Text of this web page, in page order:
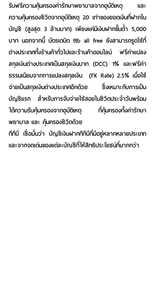
รับฟรีความคุ้มครองค่ารักษาพยาบาลจากอุบัติเหตุ และ
ความคุ้มครองชีวิตจากอุบัติเหตุ 20 เท่าของยอดเงินที่ฝากใน
บัญชี (สูงสุด 3 ล้านบาท) เพียงแค่มีเงินฝากขั้นต่ำ 5,000
บาท นอกจากนี้ บัตรเดบิต ttb all free ยังสามารถรูดใช้ที่
ต่างประเทศทั้งร้านค้าทั่วไปและร้านค้าออนไลน์ ฟรีค่าแปลง
สกุลเงินต่างประเทศเป็นสกุลเงินบาท (DCC) 1% และฟรีค่า
ธรรมเนียมจากการแปลงสกุลเงิน  (FX Rate) 2.5% เมื่อใช้
จ่ายเป็นสกุลเงินต่างประเทศอีกด้วย ซึ่งเหมาะกับการเป็น
บัญชีแรก สำหรับการจับจ่ายใช้สอยในชีวิตประจำวันพร้อม
ได้ความรับคุ้มครองจากอุบัติเหตุ ที่คุ้มครองทั้งค่ารักษา
พยาบาล และ คุ้มครองชีวิตด้วย
ทีทีบี เชื่อมั่นว่า บัญชีเงินฝากทีทีบีที่มีอยู่หลากหลายประเภท
และจากจุดเด่นของแต่ละบัญชีที่ให้สิทธิประโยชน์ที่มากกว่า